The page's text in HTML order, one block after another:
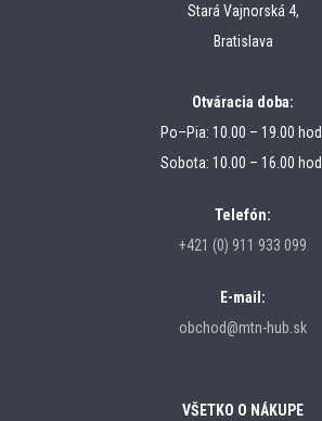
Stará Vajnorská 4,
Bratislava
Otváracia doba:
Po–Pia: 10.00 – 19.00 hod.
Sobota: 10.00 – 16.00 hod.
Telefón:
+421 (0) 911 933 099
E-mail:
obchod@mtn-hub.sk
VŠETKO O NÁKUPE